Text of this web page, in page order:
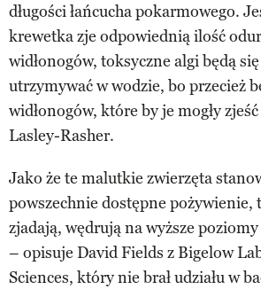
długości łańcucha pokarmowego.
krewetka zje odpowiednią ilość
widłonogów, toksyczne algi będą się
utrzymywać w wodzie, bo przecież
widłonogów, które by je mogły
Lasley-Rasher.
Jako że te malutkie zwierzęta
powszechnie dostępne pożywienie,
zjadają, wędrują na wyższe
– opisuje David Fields z Bigelow
Sciences, który nie brał udziału w